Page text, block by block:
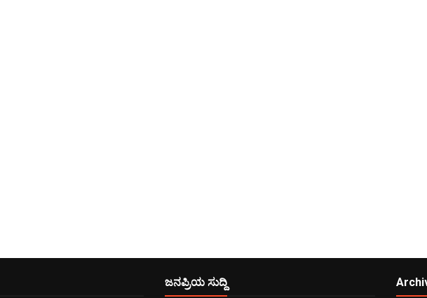
ಜನಪ್ರಿಯ ಸುದ್ದಿ